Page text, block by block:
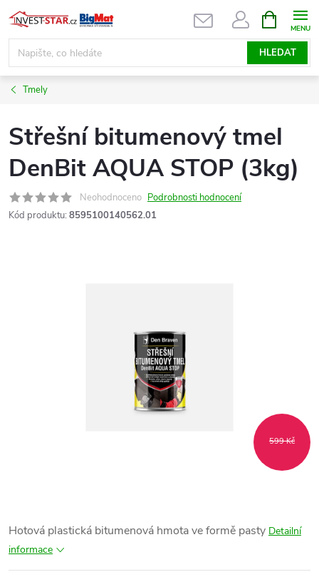
Přejít
na
obsah
HLEDAT
NÁKUPNÍ
KOŠÍK
Tmely
Střešní bitumenový tmel
DenBit AQUA STOP (3kg)
Neohodnoceno Podrobnosti hodnocení
Kód produktu: 8595100140562.01
599 Kč
Hotová plastická bitumenová hmota ve formě pasty Detailní
informace